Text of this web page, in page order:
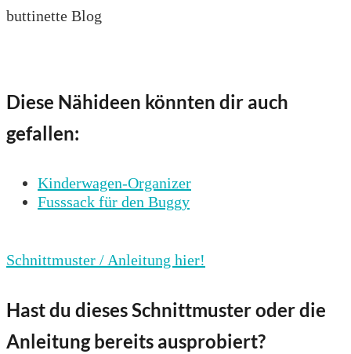
buttinette Blog
Diese Nähideen könnten dir auch
gefallen:
Kinderwagen-Organizer
Fusssack für den Buggy
Schnittmuster / Anleitung hier!
Hast du dieses Schnittmuster oder die
Anleitung bereits ausprobiert?